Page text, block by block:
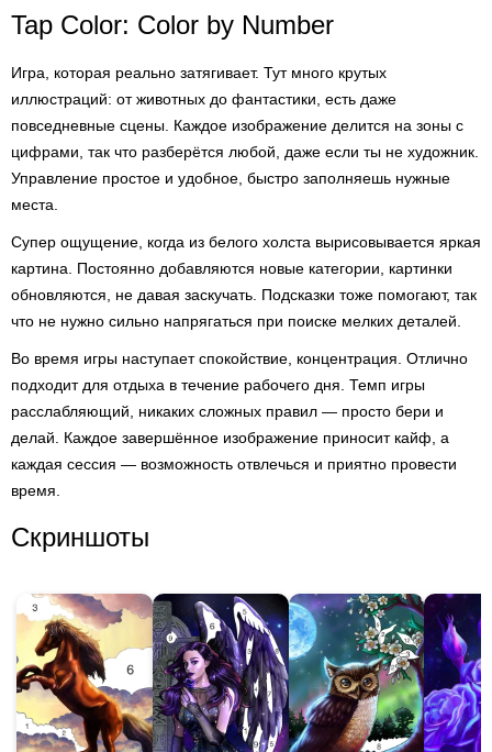
Tap Color: Color by Number
Игра, которая реально затягивает. Тут много крутых
иллюстраций: от животных до фантастики, есть даже
повседневные сцены. Каждое изображение делится на зоны с
цифрами, так что разберётся любой, даже если ты не художник.
Управление простое и удобное, быстро заполняешь нужные
места.
Супер ощущение, когда из белого холста вырисовывается яркая
картина. Постоянно добавляются новые категории, картинки
обновляются, не давая заскучать. Подсказки тоже помогают, так
что не нужно сильно напрягаться при поиске мелких деталей.
Во время игры наступает спокойствие, концентрация. Отлично
подходит для отдыха в течение рабочего дня. Темп игры
расслабляющий, никаких сложных правил — просто бери и
делай. Каждое завершённое изображение приносит кайф, а
каждая сессия — возможность отвлечься и приятно провести
время.
Скриншоты